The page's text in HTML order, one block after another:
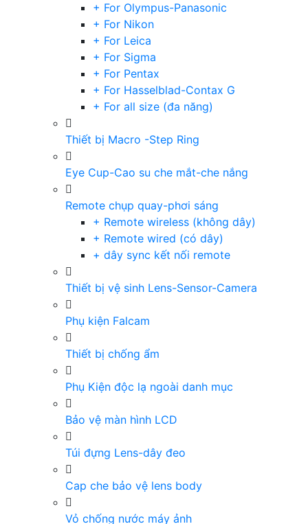
+ For Olympus-Panasonic
+ For Nikon
+ For Leica
+ For Sigma
+ For Pentax
+ For Hasselblad-Contax G
+ For all size (đa năng)
Thiết bị Macro -Step Ring
Eye Cup-Cao su che mắt-che nắng
Remote chụp quay-phơi sáng
+ Remote wireless (không dây)
+ Remote wired (có dây)
+ dây sync kết nối remote
Thiết bị vệ sinh Lens-Sensor-Camera
Phụ kiện Falcam
Thiết bị chống ẩm
Phụ Kiện độc lạ ngoài danh mục
Bảo vệ màn hình LCD
Túi đựng Lens-dây đeo
Cap che bảo vệ lens body
Vỏ chống nước máy ảnh